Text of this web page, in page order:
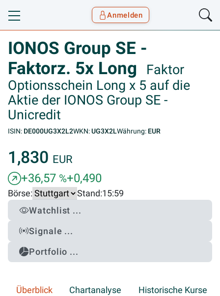
Toggle navigation
Anmelden
IONOS Group SE -
Faktorz. 5x Long
Faktor
Optionsschein Long x 5 auf die
Aktie der IONOS Group SE -
Unicredit
ISIN: DE000UG3X2L2WKN:UG3X2LWährung: EUR
1,830 EUR
+36,57 %+0,490
Börse: Stand:15:59
Watchlist ...
Signale ...
Portfolio ...
Überblick Chartanalyse Historische Kurse